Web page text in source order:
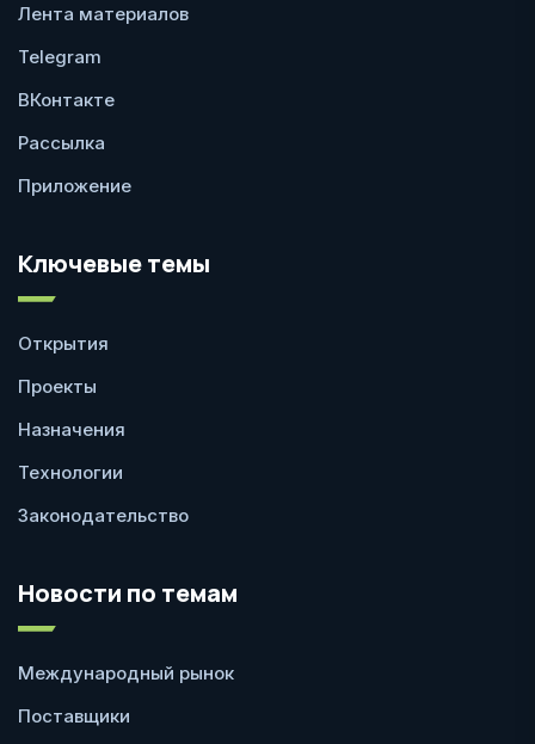
Лента материалов
Telegram
ВКонтакте
Рассылка
Приложение
Ключевые темы
Открытия
Проекты
Назначения
Технологии
Законодательство
Новости по темам
Международный рынок
Поставщики